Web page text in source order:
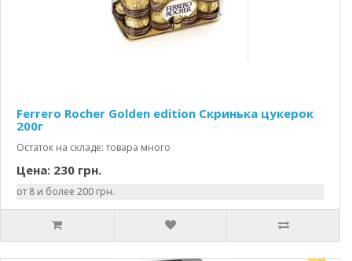
Ferrero Rocher Golden edition Скринька цукерок
200г
Остаток на складе: товара много
Цена: 230 грн.
от 8 и более 200 грн.